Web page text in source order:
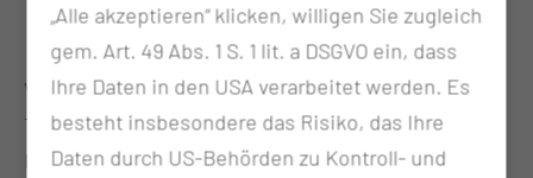
Vereinbarkeit von Beruf und Familie ist für das Carl-
Thiem-Klinikum traditionell ein wichtiges Thema.
Nach mehrmonatiger Planungsphase konnte auf
„Alle akzeptieren“ klicken, willigen Sie zugleich
gem. Art. 49 Abs. 1 S. 1 lit. a DSGVO ein, dass
Ihre Daten in den USA verarbeitet werden. Es
besteht insbesondere das Risiko, das Ihre
Daten durch US-Behörden zu Kontroll- und